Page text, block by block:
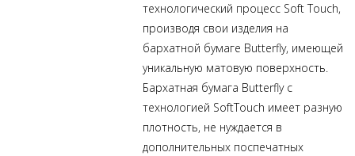
технологический процесс Soft Touch,
производя свои изделия на
бархатной бумаге Butterfly, имеющей
уникальную матовую поверхность.
Бархатная бумага Butterfly с
технологией SoftTouch имеет разную
плотность, не нуждается в
дополнительных поспечатных